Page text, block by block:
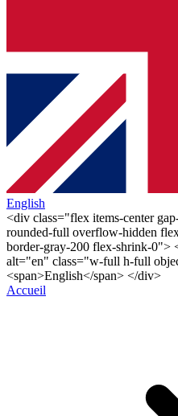
English
<div class="flex items-center
rounded-full overflow-hidden
border-gray-200 flex-shrink-0">
alt="en" class="w-full h-full
<span>English</span> </div>
Accueil